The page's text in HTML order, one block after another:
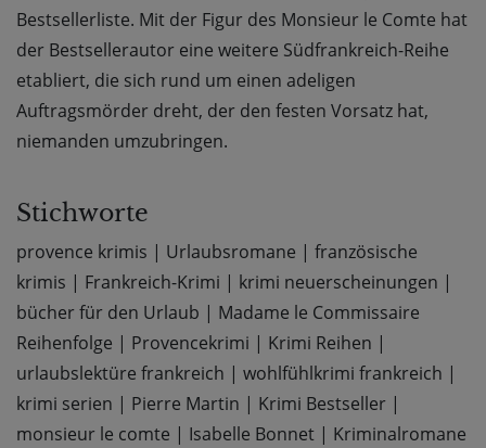
Bestsellerliste. Mit der Figur des Monsieur le Comte hat
der Bestsellerautor eine weitere Südfrankreich-Reihe
etabliert, die sich rund um einen adeligen
Auftragsmörder dreht, der den festen Vorsatz hat,
niemanden umzubringen.
Stichworte
provence krimis | Urlaubsromane | französische
krimis | Frankreich-Krimi | krimi neuerscheinungen |
bücher für den Urlaub | Madame le Commissaire
Reihenfolge | Provencekrimi | Krimi Reihen |
urlaubslektüre frankreich | wohlfühlkrimi frankreich |
krimi serien | Pierre Martin | Krimi Bestseller |
monsieur le comte | Isabelle Bonnet | Kriminalromane